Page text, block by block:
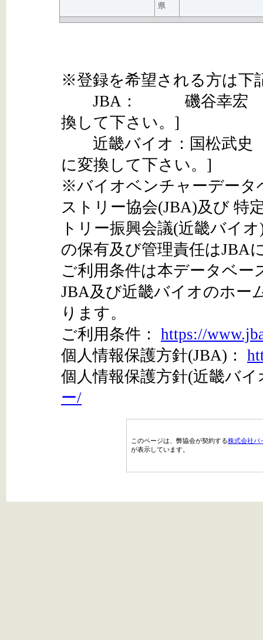
県
※登録を希望される方は下
JBA： 磯谷幸宏
換して下さい。]
近畿バイオ：国松武史
に変換して下さい。]
※バイオベンチャーデータ
ストリー協会(JBA)及び 特
トリー振興会議(近畿バイ
の保有及び管理責任はJBA
ご利用条件は本データベー
JBA及び近畿バイオのホー
ります。
ご利用条件： https://
個人情報保護方針(JBA)：
個人情報保護方針(近畿バ
ー/
このページは、弊協会が契約する株式会社パ
が表示しています。